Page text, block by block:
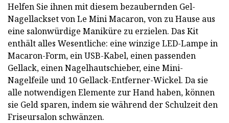
Helfen Sie ihnen mit diesem bezaubernden Gel-
Nagellackset von Le Mini Macaron, von zu Hause aus
eine salonwürdige Maniküre zu erzielen. Das Kit
enthält alles Wesentliche: eine winzige LED-Lampe in
Macaron-Form, ein USB-Kabel, einen passenden
Gellack, einen Nagelhautschieber, eine Mini-
Nagelfeile und 10 Gellack-Entferner-Wickel. Da sie
alle notwendigen Elemente zur Hand haben, können
sie Geld sparen, indem sie während der Schulzeit den
Friseursalon schwänzen.